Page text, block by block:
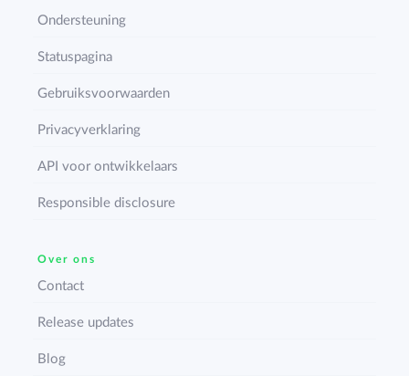
Ondersteuning
Statuspagina
Gebruiksvoorwaarden
Privacyverklaring
API voor ontwikkelaars
Responsible disclosure
Over ons
Contact
Release updates
Blog